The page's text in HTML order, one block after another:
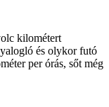
kilométert
és olykor futó
per órás, sőt még